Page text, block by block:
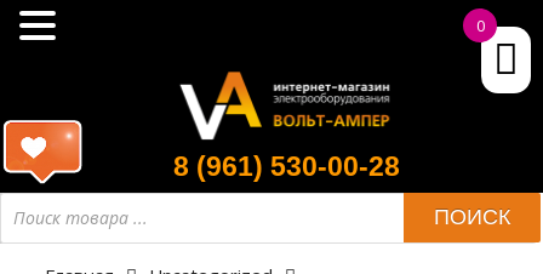
8 (961) 530-00-28
ПОИСК
0